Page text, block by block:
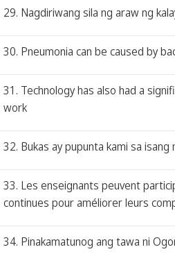
29. Nagdiriwang sila ng araw ng
30. Pneumonia can be caused by
31. Technology has also had a
work
32. Bukas ay pupunta kami sa isang
33. Les enseignants peuvent
continues pour améliorer leurs
34. Pinakamatunog ang tawa ni